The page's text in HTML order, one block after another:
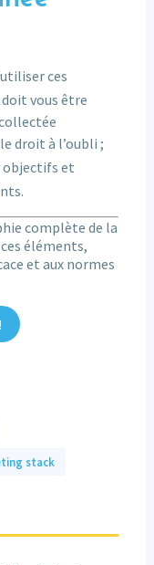
ces
vous être
droit à l’oubli ;
objectifs et
complète de la
éléments,
et aux normes
stack